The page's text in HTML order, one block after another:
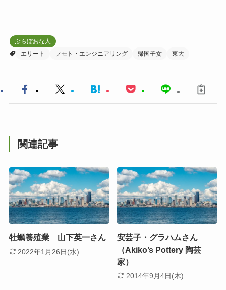
ぶらぼおな人
エリート
フモト・エンジニアリング 帰国子女 東大
関連記事
牡蠣養殖業 山下英一さん
2022年1月26日(水)
安芸子・グラハムさん
（Akiko’s Pottery 陶芸
家）
2014年9月4日(木)